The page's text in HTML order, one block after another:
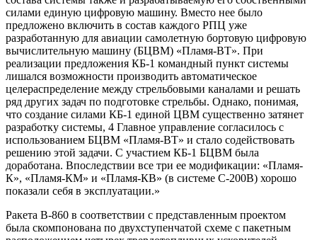
силами единую цифровую машину. Вместо нее было
предложено включить в состав каждого РПЦ уже
разработанную для авиации самолетную бортовую цифровую
вычислительную машину (БЦВМ) «Пламя-ВТ». При
реализации предложения КБ-1 командный пункт системы
лишался возможности производить автоматическое
целераспределение между стрельбовыми каналами и решать
ряд других задач по подготовке стрельбы. Однако, понимая,
что создание силами КБ-1 единой ЦВМ существенно затянет
разработку системы, 4 Главное управление согласилось с
использованием БЦВМ «Пламя-ВТ» и стало содействовать
решению этой задачи. С участием КБ-1 БЦВМ была
доработана. Впоследствии все три ее модификации: «Пламя-
К», «Пламя-КМ» и «Пламя-КВ» (в системе С-200В) хорошо
показали себя в эксплуатации.»
Ракета В-860 в соответствии с представленным проектом
была скомпонована по двухступенчатой схеме с пакетным